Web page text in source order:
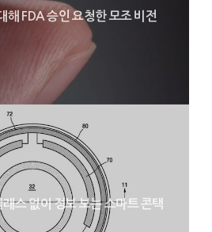
해 FDA 승인 요청한 모조 비전
스 없이 정보 보는 스마트 콘택